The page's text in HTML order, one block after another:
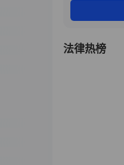
法律热榜